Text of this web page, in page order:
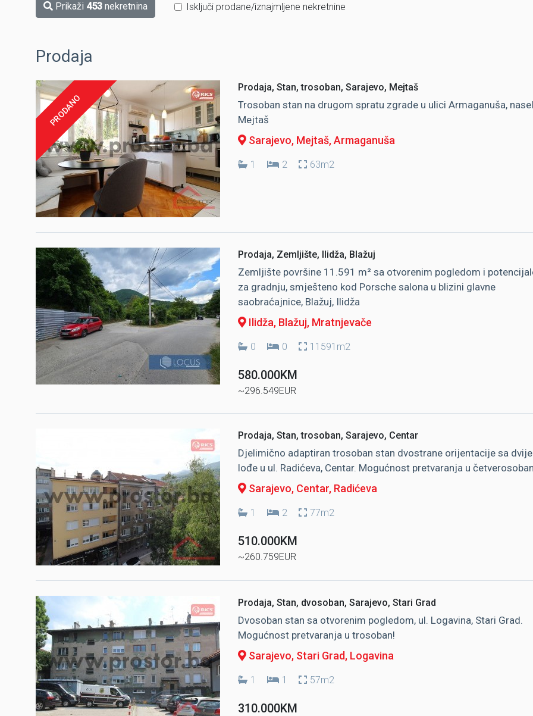
Prikaži 453 nekretnina Isključi prodane/iznajmljene nekretnine
Prodaja
PRODANO
Prodaja, Stan, trosoban, Sarajevo, Mejtaš
Trosoban stan na drugom spratu zgrade u ulici Armaganuša,
Mejtaš
Sarajevo, Mejtaš, Armaganuša
1 2 63m2
Prodaja, Zemljište, Ilidža, Blažuj
Zemljište površine 11.591 m² sa otvorenim pogledom i
za gradnju, smješteno kod Porsche salona u blizini glavne
saobraćajnice, Blažuj, Ilidža
Ilidža, Blažuj, Mratnjevače
0 0 11591m2
580.000KM
~296.549EUR
Prodaja, Stan, trosoban, Sarajevo, Centar
Djelimično adaptiran trosoban stan dvostrane orijentacije sa dvije
lođe u ul. Radićeva, Centar. Mogućnost pretvaranja u
Sarajevo, Centar, Radićeva
1 2 77m2
510.000KM
~260.759EUR
Prodaja, Stan, dvosoban, Sarajevo, Stari Grad
Dvosoban stan sa otvorenim pogledom, ul. Logavina, Stari Grad.
Mogućnost pretvaranja u trosoban!
Sarajevo, Stari Grad, Logavina
1 1 57m2
310.000KM